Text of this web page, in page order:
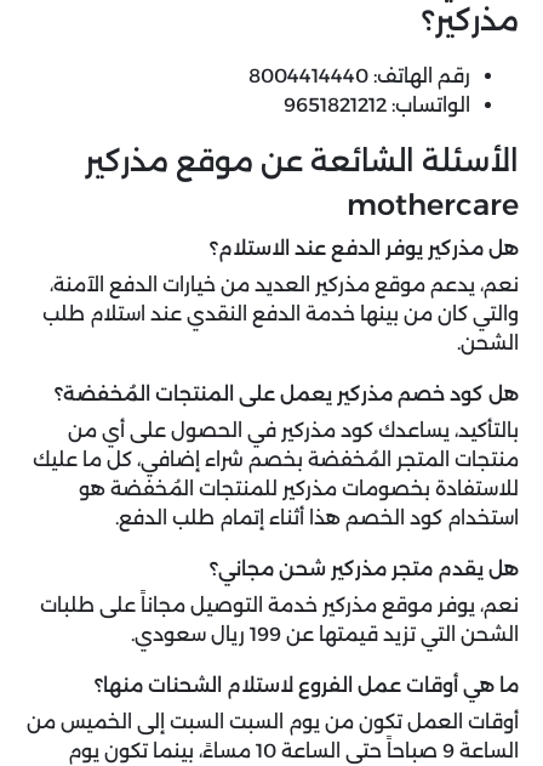
مذركير؟
رقم الهاتف: 8004414440
الواتساب: 9651821212
الأسئلة الشائعة عن موقع مذركير
mothercare
هل مذركير يوفر الدفع عند الاستلام؟
نعم، يدعم موقع مذركير العديد من خيارات الدفع الآمنة،
والتي كان من بينها خدمة الدفع النقدي عند استلام طلب
الشحن.
هل كود خصم مذركير يعمل على المنتجات المُخفضة؟
بالتأكيد، يساعدك كود مذركير في الحصول على أي من
منتجات المتجر المُخفضة بخصم شراء إضافي، كل ما عليك
للاستفادة بخصومات مذركير للمنتجات المُخفضة هو
استخدام كود الخصم هذا أثناء إتمام طلب الدفع.
هل يقدم متجر مذركير شحن مجاني؟
نعم، يوفر موقع مذركير خدمة التوصيل مجاناً على طلبات
الشحن التي تزيد قيمتها عن 199 ريال سعودي.
ما هي أوقات عمل الفروع لاستلام الشحنات منها؟
أوقات العمل تكون من يوم السبت السبت إلى الخميس من
الساعة 9 صباحاً حتى الساعة 10 مساءً، بينما تكون يوم